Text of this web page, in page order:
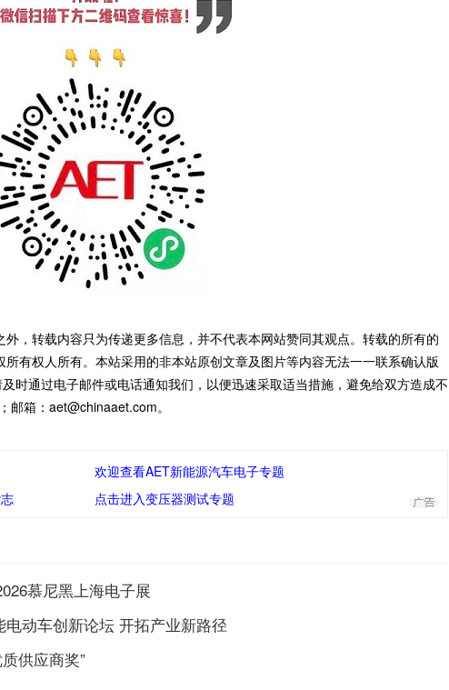
，转载内容只为传递更多信息，并不代表本网站赞同其观点。转载的所有的
有权人所有。本站采用的非本站原创文章及图片等内容无法一一联系确认版
时通过电子邮件或电话通知我们，以便迅速采取适当措施，避免给双方造成不
箱：aet@chinaaet.com。
欢迎查看AET新能源汽车电子专题
点击进入变压器测试专题
慕尼黑上海电子展
动车创新论坛 开拓产业新路径
供应商奖”